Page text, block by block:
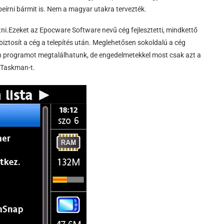
bármit is. Nem a magyar utakra tervezték.
az Epocware Software nevű cég fejlesztetti, mindkettő
a cég a telepítés után. Meglehetősen sokoldalú a cég
megtalálhatunk, de engedelmetekkel most csak azt a
t.